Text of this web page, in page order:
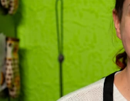
Recepty
Články
TV Program